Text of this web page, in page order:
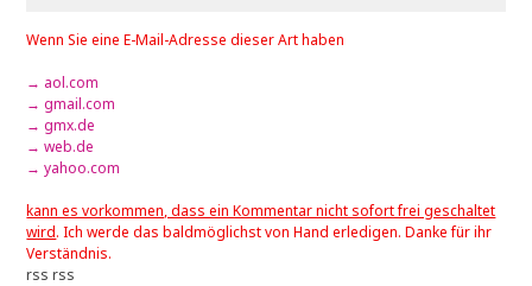
Wenn Sie eine E-Mail-Adresse dieser Art haben
→ aol.com
→ gmail.com
→ gmx.de
→ web.de
→ yahoo.com
kann es vorkommen, dass ein Kommentar nicht sofort frei geschaltet
wird. Ich werde das baldmöglichst von Hand erledigen. Danke für ihr
Verständnis.
rss rss